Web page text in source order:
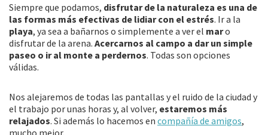
Siempre que podamos, disfrutar de la naturaleza es una de
las formas más efectivas de lidiar con el estrés. Ir a la
playa, ya sea a bañarnos o simplemente a ver el maro
disfrutar de la arena. Acercarnos al campo a dar un simple
paseo o ir al monte a perdernos. Todas son opciones
válidas.
Nos alejaremos de todas las pantallas y el ruido de la ciudad y
el trabajo por unas horas y, al volver, estaremos más
relajados. Si además lo hacemos en compañía de amigos,
mucho mejor.